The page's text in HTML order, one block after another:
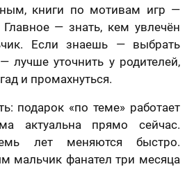
книги по мотивам игр —
Главное — знать, кем увлечён
Если знаешь — выбрать
лучше уточнить у родителей,
и промахнуться.
подарок «по теме» работает
актуальна прямо сейчас.
лет меняются быстро.
мальчик фанател три месяца